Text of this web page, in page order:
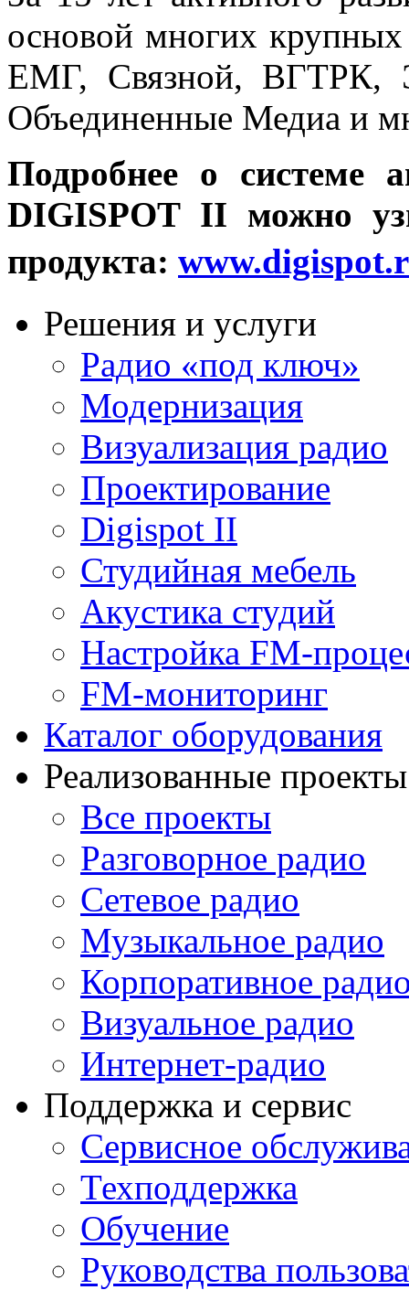
основой многих
ЕМГ, Связной, ВГТРК,
Объединенные Медиа и
Подробнее о системе
DIGISPOT II можно
продукта:
Решения и услуги
Радио «под ключ»
Модернизация
Визуализация радио
Проектирование
Digispot II
Студийная мебель
Акустика студий
Настройка FM-
FM-мониторинг
Каталог оборудования
Реализованные проекты
Все проекты
Разговорное радио
Сетевое радио
Музыкальное радио
Корпоративное
Визуальное радио
Интернет-радио
Поддержка и сервис
Сервисное
Техподдержка
Обучение
Руководства